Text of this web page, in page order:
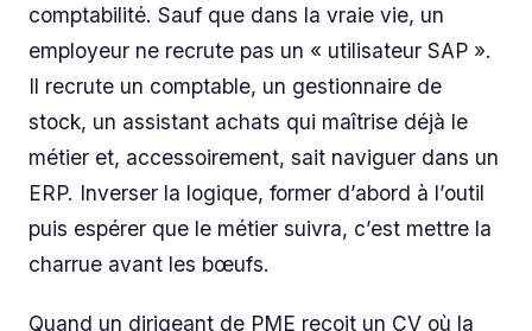
comptabilité. Sauf que dans la vraie vie, un
employeur ne recrute pas un « utilisateur SAP ».
Il recrute un comptable, un gestionnaire de
stock, un assistant achats qui maîtrise déjà le
métier et, accessoirement, sait naviguer dans un
ERP. Inverser la logique, former d’abord à l’outil
puis espérer que le métier suivra, c’est mettre la
charrue avant les bœufs.
Quand un dirigeant de PME reçoit un CV où la